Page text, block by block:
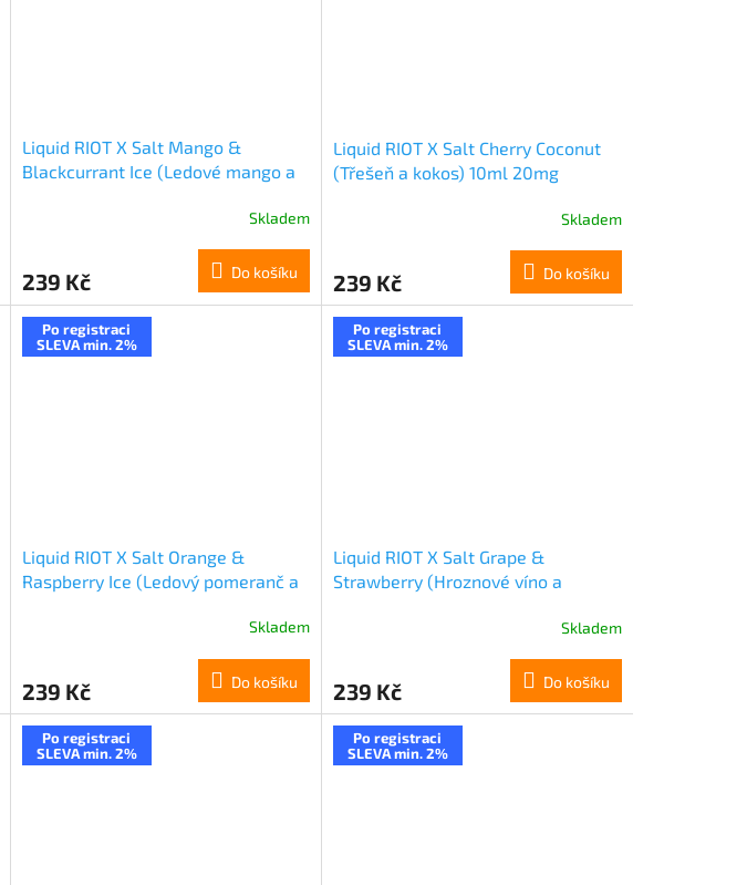
Liquid RIOT X Salt Mango &
Blackcurrant Ice (Ledové mango a
Skladem
239 Kč Do košíku
Liquid RIOT X Salt Cherry Coconut
(Třešeň a kokos) 10ml 20mg
Skladem
239 Kč Do košíku
Po registraci
SLEVA min. 2%
Liquid RIOT X Salt Orange &
Raspberry Ice (Ledový pomeranč a
Skladem
239 Kč Do košíku
Po registraci
SLEVA min. 2%
Liquid RIOT X Salt Grape &
Strawberry (Hroznové víno a
Skladem
239 Kč Do košíku
Po registraci
SLEVA min. 2%
Po registraci
SLEVA min. 2%